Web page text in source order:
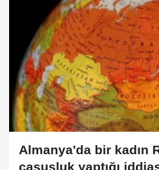
Almanya'da bir kadın
casusluk yaptığı